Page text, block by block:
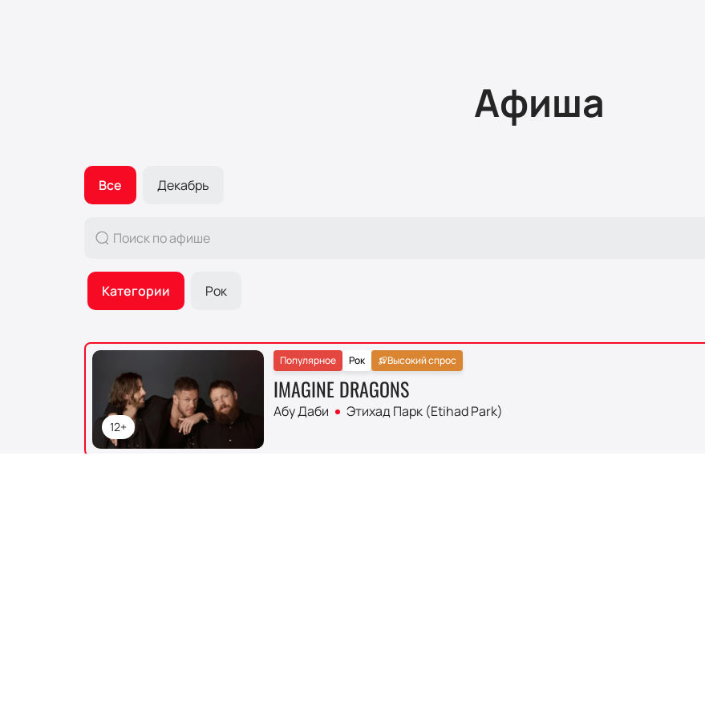
Афиша
Все Декабрь
Категории Рок
12+
Рок
Популярное Высокий спрос
IMAGINE DRAGONS
Абу Даби Этихад Парк (Etihad Park)